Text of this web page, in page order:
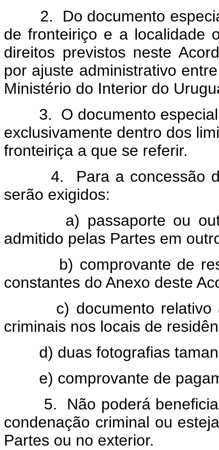
2. Do documento especial
de fronteiriço e a localidade
direitos previstos neste
por ajuste administrativo
Ministério do Interior do
3. O documento especial
exclusivamente dentro dos
fronteiriça a que se referir.
4. Para a concessão do
serão exigidos:
a) passaporte ou outro
admitido pelas Partes em
b) comprovante de
constantes do Anexo deste
c) documento relativo a
criminais nos locais de
d) duas fotografias
e) comprovante de
5. Não poderá beneficiar-
condenação criminal ou
Partes ou no exterior.